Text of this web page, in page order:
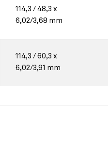
114,3 / 48,3 x
6,02/3,68 mm
114,3 / 60,3 x
6,02/3,91 mm